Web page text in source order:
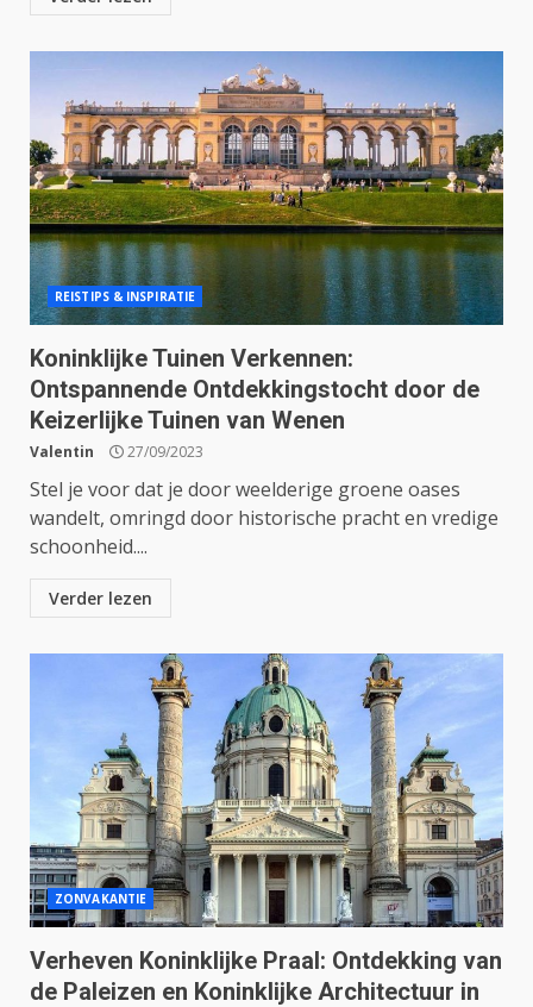
REISTIPS & INSPIRATIE
Koninklijke Tuinen Verkennen:
Ontspannende Ontdekkingstocht door de
Keizerlijke Tuinen van Wenen
Valentin 27/09/2023
Stel je voor dat je door weelderige groene oases
wandelt, omringd door historische pracht en vredige
schoonheid....
Verder lezen
ZONVAKANTIE
Verheven Koninklijke Praal: Ontdekking van
de Paleizen en Koninklijke Architectuur in